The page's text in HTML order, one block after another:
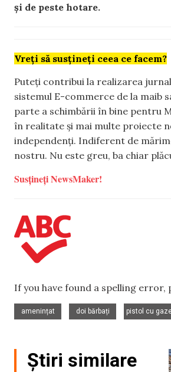
și de peste hotare.
Vreți să susțineți ceea ce facem?
Puteți contribui la realizarea
sistemul E-commerce de la maib
parte a schimbării în bine pentru
în realitate și mai multe proiecte
independenți. Indiferent de
nostru. Nu este greu, ba chiar
Susțineți NewsMaker!
If you have found a spelling
amenințat
doi bărbați
pistol cu
Știri similare